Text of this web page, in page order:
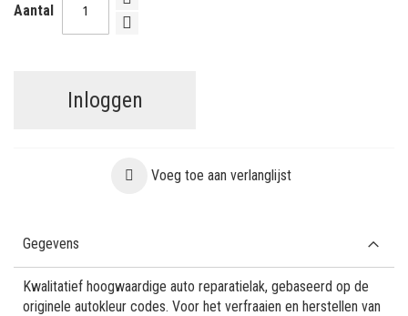
Aantal
Inloggen
Voeg toe aan verlanglijst
Gegevens
Kwalitatief hoogwaardige auto reparatielak, gebaseerd op de
originele autokleur codes. Voor het verfraaien en herstellen van